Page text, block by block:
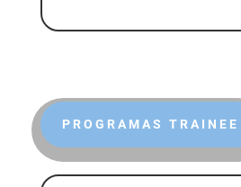
PROGRAMAS TRAINEE